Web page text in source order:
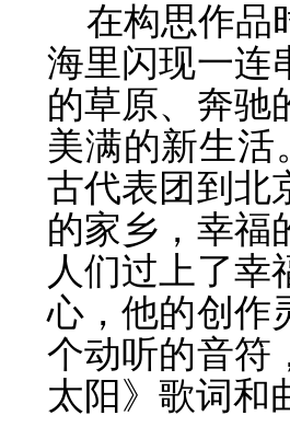
在构思作品
海里闪现一连
的草原、奔驰
美满的新生活
古代表团到北
的家乡，幸福
人们过上了
心，他的创作
个动听的音符
太阳》歌词和